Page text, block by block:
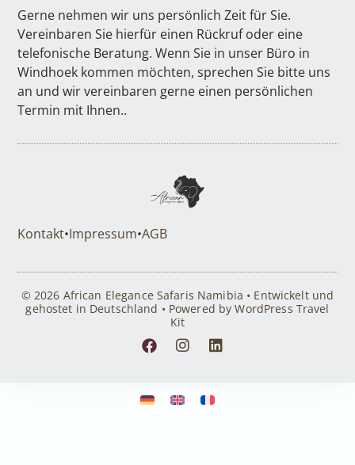
Gerne nehmen wir uns persönlich Zeit für Sie.
Vereinbaren Sie hierfür einen Rückruf oder eine
telefonische Beratung. Wenn Sie in unser Büro in
Windhoek kommen möchten, sprechen Sie bitte uns
an und wir vereinbaren gerne einen persönlichen
Termin mit Ihnen..
Kontakt•Impressum•AGB
© 2026 African Elegance Safaris Namibia • Entwickelt und
gehostet in Deutschland • Powered by WordPress Travel
Kit